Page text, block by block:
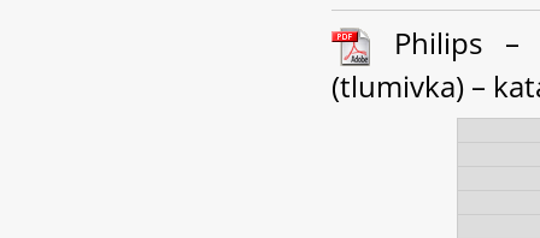
Philips –
(tlumivka) –